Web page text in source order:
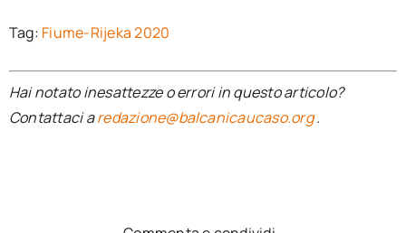
Tag: Fiume-Rijeka 2020
Hai notato inesattezze o errori in questo articolo?
Contattaci aredazione@balcanicaucaso.org.